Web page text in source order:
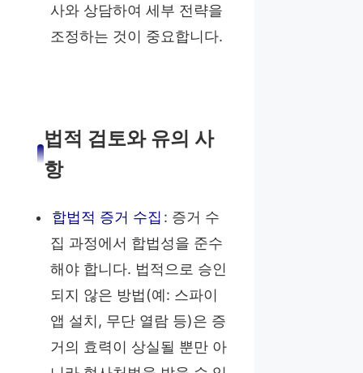
사와 상담하여 세부 전략을
조정하는 것이 중요합니다.
법적 검토와 유의 사
항
합법적 증거 수집 : 증거 수
집 과정에서 합법성을 준수
해야 합니다. 법적으로 승인
되지 않은 방법(예: 스파이
앱 설치, 무단 열람 등)은 증
거의 효력이 상실될 뿐만 아